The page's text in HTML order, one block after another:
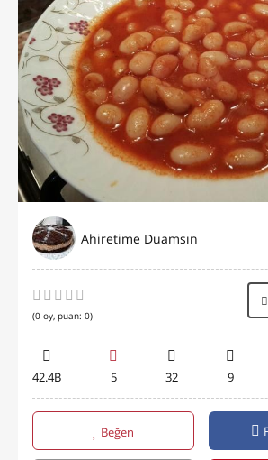
Ahiretime Duamsın
(0 oy, puan: 0)
42.4B 5 32 9
Beğen